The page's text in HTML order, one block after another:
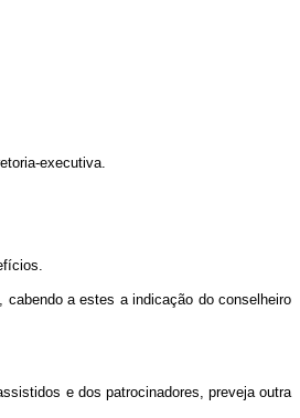
executiva.
a estes a indicação do conselheiro
e dos patrocinadores, preveja outra